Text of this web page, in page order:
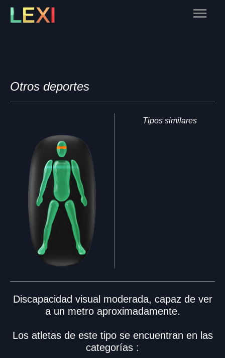
Skip
Main
Otros deportes
Tipos similares
Discapacidad visual moderada, capaz de ver
a un metro aproximadamente.
Los atletas de este tipo se encuentran en las
categorías :